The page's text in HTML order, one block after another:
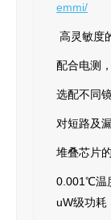
emmi/
高灵敏度
配合电测
选配不同
对短路及
堆叠芯片
0.001℃温
uW级功耗